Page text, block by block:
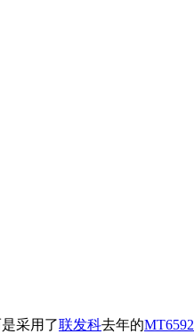
采用了联发科去年的MT6592